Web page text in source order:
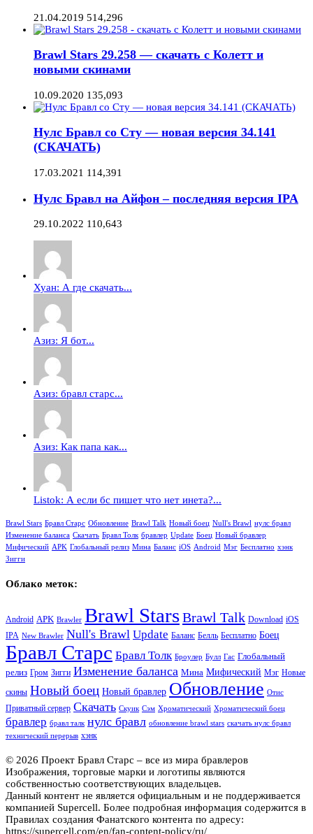
21.04.2019 514,296
Brawl Stars 29.258 — скачать с Колетт и
новыми скинами
10.09.2020 135,093
Нулс Бравл со Сту — новая версия 34.141
(СКАЧАТЬ)
17.03.2021 114,391
Нулс Бравл на Айфон – последняя версия IPA
29.10.2022 110,643
Хуан: А где скачать...
Азиз: Я бот...
Азиз: бравл старс...
Азиз: Как папа как...
Listok: А если бс пишет что нет инета?...
Brawl Stars Бравл Старс Обновление Brawl Talk Новый боец Null's Brawl нулс бравл
Изменение баланса Скачать Бравл Толк бравлер Update Боец Новый бравлер
Мифический APK Глобальный релиз Мина Баланс iOS Android Мэг Бесплатно хэнк
Зигги
Облако меток:
Android APK Brawler Brawl StarsBrawl Talk Download iOS
IPA New Brawler Null's Brawl Update Баланс Белль Бесплатно Боец
Бравл Старс Бравл Толк Броулер Булл Гас Глобальный
релиз Гром Зигги Изменение баланса Мина Мифический Мэг Новые
скины Новый боец Новый бравлер Обновление Отис
Приватный сервер Скачать Скуик Сэм Хроматический Хроматический боец
бравлер бравл талк нулс бравл обновление brawl stars скачать нулс бравл
технический перерыв хэнк
© 2026 Проект Бравл Старс – все из мира бравлеров
Изображения, торговые марки и логотипы являются
собственностью соответствующих владельцев.
Данный контент не является официальным и не поддерживается
компанией Supercell. Более подробная информация содержится в
Правилах создания Фанатского контента по адресу:
https://supercell.com/en/fan-content-policy/ru/